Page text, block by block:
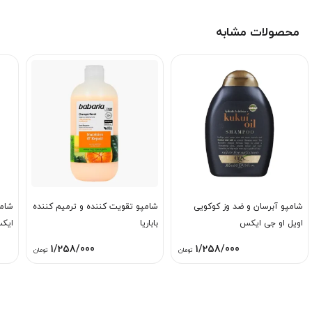
محصولات مشابه
شامپو آبرسان و ضد وز کوکویی
اویل او جی ایکس
1/258/000 تومان
شامپو تقویت کننده و ترمیم کننده
باباریا
1/258/000 تومان